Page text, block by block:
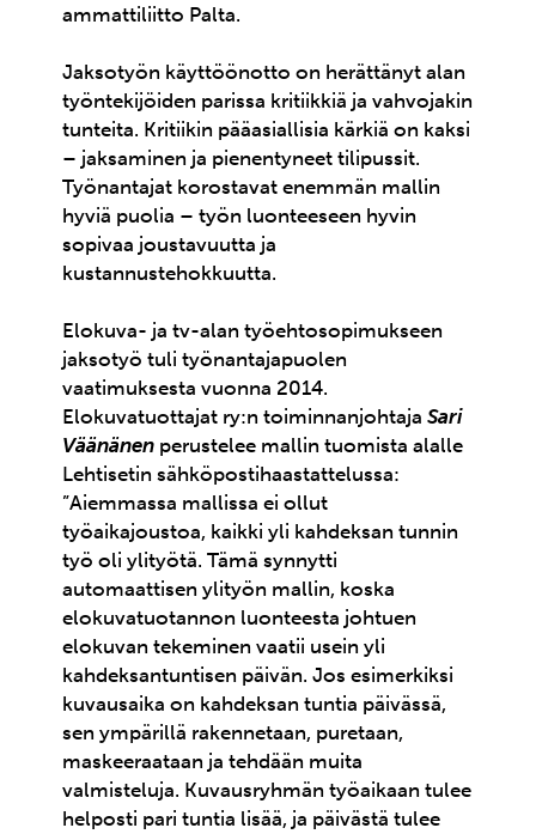
ammattiliitto Palta.
Jaksotyön käyttöönotto on herättänyt alan
työntekijöiden parissa kritiikkiä ja vahvojakin
tunteita. Kritiikin pääasiallisia kärkiä on kaksi
– jaksaminen ja pienentyneet tilipussit.
Työnantajat korostavat enemmän mallin
hyviä puolia – työn luonteeseen hyvin
sopivaa joustavuutta ja
kustannustehokkuutta.
Elokuva- ja tv-alan työehtosopimukseen
jaksotyö tuli työnantajapuolen
vaatimuksesta vuonna 2014.
Elokuvatuottajat ry:n toiminnanjohtajaSari
Väänänen perustelee mallin tuomista alalle
Lehtisetin sähköpostihaastattelussa:
”Aiemmassa mallissa ei ollut
työaikajoustoa, kaikki yli kahdeksan tunnin
työ oli ylityötä. Tämä synnytti
automaattisen ylityön mallin, koska
elokuvatuotannon luonteesta johtuen
elokuvan tekeminen vaatii usein yli
kahdeksantuntisen päivän. Jos esimerkiksi
kuvausaika on kahdeksan tuntia päivässä,
sen ympärillä rakennetaan, puretaan,
maskeeraataan ja tehdään muita
valmisteluja. Kuvausryhmän työaikaan tulee
helposti pari tuntia lisää, ja päivästä tulee